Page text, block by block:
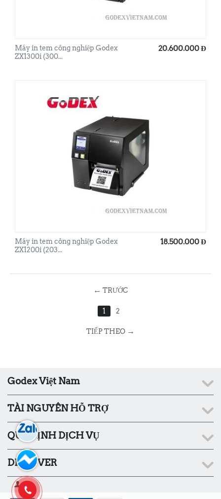
Máy in tem công nghiệp Godex
ZX1300i (300...
20.600.000Đ
Máy in tem công nghiệp Godex
ZX1200i (203...
18.500.000Đ
← TRƯỚC
1 2
TIẾP THEO →
Godex Việt Nam
TÀI NGUYÊN HỖ TRỢ
QUY ĐỊNH DỊCH VỤ
DISCOVER